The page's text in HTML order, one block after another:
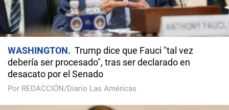
WASHINGTON
Trump dice que Fauci "tal vez
debería ser procesado", tras ser declarado en
desacato por el Senado
Por REDACCIÓN/Diario Las Américas